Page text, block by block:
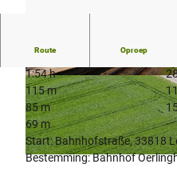
© Stefan Diestelhorst |CC-BY-NC-SA
© CC-BY-NC-ND
Route Oproep
1:54 h
115 m
85 m
69 m
Start: Bahnhofstraße, 33818
Bestemming: Bahnhof